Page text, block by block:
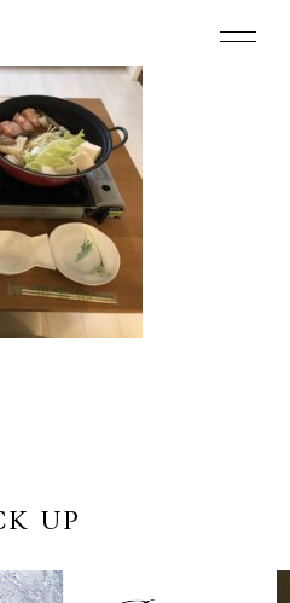
UP